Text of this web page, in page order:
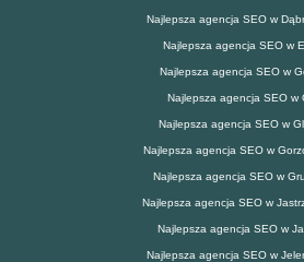
Najlepsza agencja SEO w
Najlepsza agencja SEO w
Najlepsza agencja SEO w
Najlepsza agencja SEO w
Najlepsza agencja SEO w
Najlepsza agencja SEO w
Najlepsza agencja SEO w
Najlepsza agencja SEO w
Najlepsza agencja SEO w
Najlepsza agencja SEO w